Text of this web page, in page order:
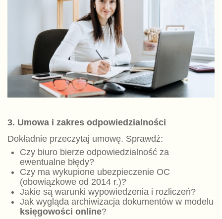
3. Umowa i zakres odpowiedzialności
Dokładnie przeczytaj umowę. Sprawdź:
Czy biuro bierze odpowiedzialność za
ewentualne błędy?
Czy ma wykupione ubezpieczenie OC
(obowiązkowe od 2014 r.)?
Jakie są warunki wypowiedzenia i rozliczeń?
Jak wygląda archiwizacja dokumentów w modelu
księgowości online?